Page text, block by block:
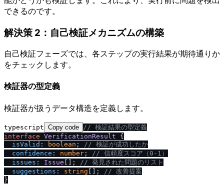
できるのです。
解決策 2：自己検証メカニズムの構築
自己検証フェーズでは、各ステップの実行結果が期待通りか
をチェックします。
検証器の型定義
検証器が扱うデータ構造を定義します。
typescript Copy code / / 検証結果の型定義
interface VerificationResult {
isValid : boolean ; / / 検証が成功したか
confidence : number ; / / 信頼度スコア（0-1）
issues : Issue []; / / 発見された問題のリスト
suggestions : string []; / / 改善提案
}